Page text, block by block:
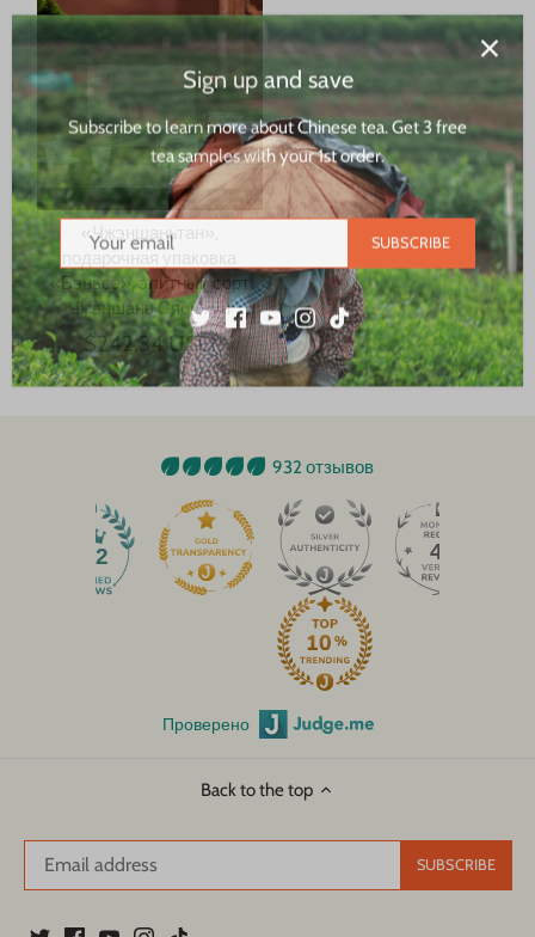
«Чжэншаньтан»,
подарочная упаковка
«Бэньсэ», элитный сорт
Чжэншань Сяочжун
$242.34 USD
932 отзывов
932 45
Проверено
Back to the top
Sign up and save
Subscribe to learn more about Chinese tea. Get 3 free
tea samples with your 1st order.
SUBSCRIBE